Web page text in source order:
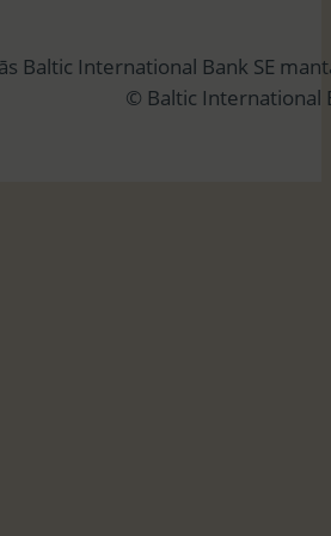
Baltic International Bank SE
© Baltic International